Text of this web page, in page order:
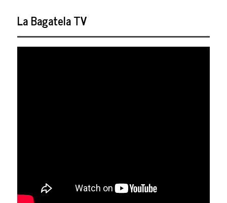
La Bagatela TV